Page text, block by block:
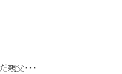
・・・